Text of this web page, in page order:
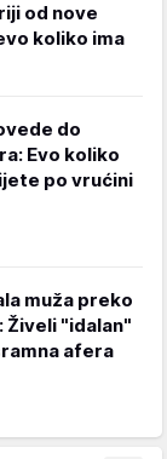
od nove
koliko ima
do
Evo koliko
po vrućini
muža preko
Živeli "idalan"
afera